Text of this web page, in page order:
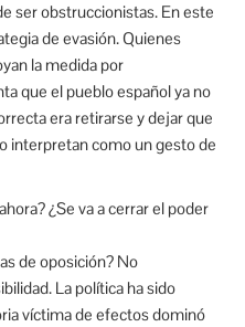
ser obstruccionistas. En este
de evasión. Quienes
la medida por
que el pueblo español ya no
era retirarse y dejar que
interpretan como un gesto de
¿Se va a cerrar el poder
de oposición? No
La política ha sido
víctima de efectos dominó